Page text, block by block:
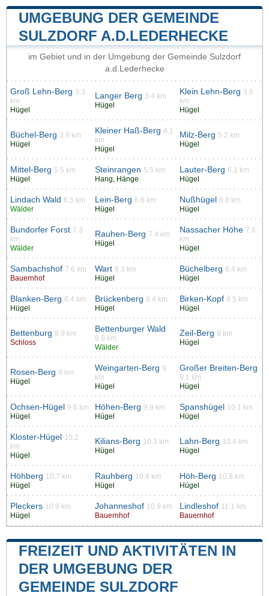
UMGEBUNG DER GEMEINDE
SULZDORF A.D.LEDERHECKE
im Gebiet und in der Umgebung der Gemeinde Sulzdorf
a.d.Lederhecke
Groß Lehn-Berg 3.3
km
Hügel
Langer Berg 3.4 km
Hügel
Klein Lehn-Berg 3.6
km
Hügel
Büchel-Berg 3.9 km
Hügel
Kleiner Haß-Berg 4.1
km
Hügel
Milz-Berg 5.2 km
Hügel
Mittel-Berg 5.5 km
Hügel
Steinrangen 5.5 km
Hang, Hänge
Lauter-Berg 6.1 km
Hügel
Lindach Wald
6.5 km
Wälder
Lein-Berg 6.6 km
Hügel
Nußhügel
6.8 km
Hügel
Bundorfer Forst 7.3
km
Wälder
Rauhen-Berg 7.4 km
Hügel
Nassacher Höhe 7.6
km
Hügel
Sambachshof 7.6 km
Bauernhof
Wart 8.3 km
Hügel
Büchelberg 8.4 km
Hügel
Blanken-Berg 8.4 km
Hügel
Brückenberg 8.4 km
Hügel
Birken-Kopf 8.5 km
Hügel
Bettenburg 8.9 km
Schloss
Bettenburger Wald
8.9 km
Wälder
Zeil-Berg 9 km
Hügel
Rosen-Berg 9 km
Hügel
Weingarten-Berg 9
km
Hügel
Großer Breiten-Berg
9.1 km
Hügel
Ochsen-Hügel
9.6 km
Hügel
Höhen-Berg 9.9 km
Hügel
Spanshügel
10.1 km
Hügel
Kloster-Hügel
10.2
km
Hügel
Kilians-Berg 10.3 km
Hügel
Lahn-Berg 10.4 km
Hügel
Höhberg 10.7 km
Hügel
Rauhberg 10.8 km
Hügel
Höh-Berg 10.8 km
Hügel
Pleckers 10.9 km
Hügel
Johanneshof 10.9 km
Bauernhof
Lindleshof 11.1 km
Bauernhof
FREIZEIT UND AKTIVITÄTEN IN
DER UMGEBUNG DER
GEMEINDE SULZDORF